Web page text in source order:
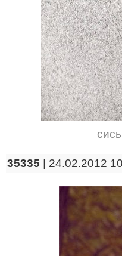
35335 | 24.02.2012